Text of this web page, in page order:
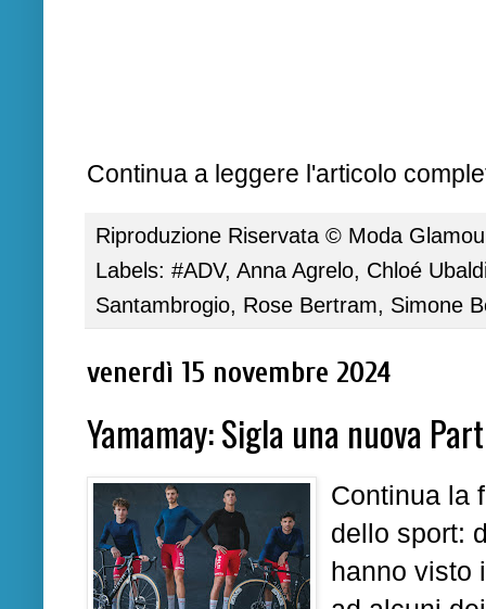
Continua a leggere l'articolo
Riproduzione Riservata © Moda
Labels: #ADV, Anna Agrelo, Chloé
Santambrogio, Rose Bertram, Simone
venerdì 15 novembre 2024
Yamamay: Sigla una nuova
Continua la
dello sport:
hanno visto